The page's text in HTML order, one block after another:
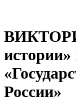
истории»
России»